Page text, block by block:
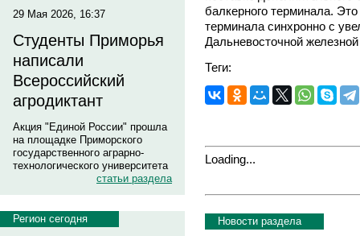
29 Мая 2026, 16:37
Студенты Приморья
написали
Всероссийский
агродиктант
Акция "Единой России" прошла
на площадке Приморского
государственного аграрно-
технологического университета
статьи раздела
Регион сегодня
балкерного терминала.
терминала синхронно с
Дальневосточной железной
Теги:
Loading...
Новости раздела